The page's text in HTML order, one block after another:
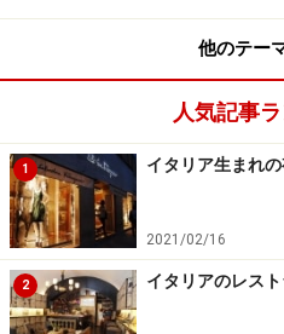
他のテー
人気記事
1 イタリア生まれ
2021/02/16
2 イタリアのレス